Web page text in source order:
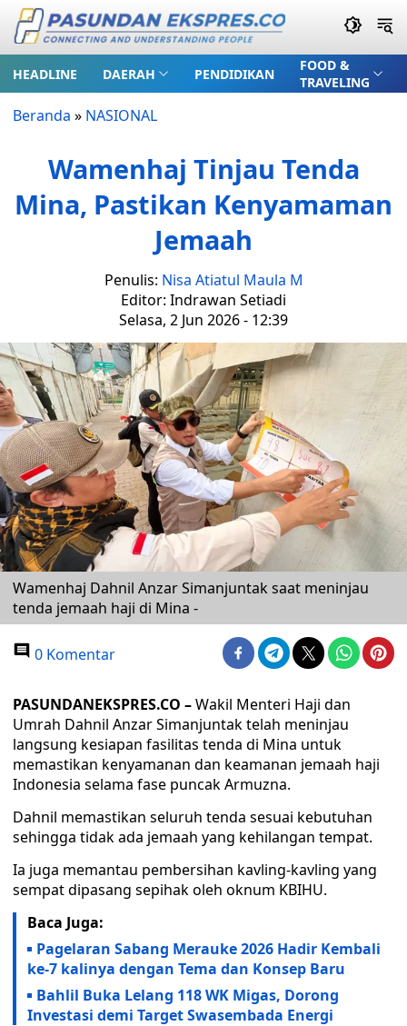
HEADLINE DAERAH PENDIDIKAN
FOOD &
TRAVELING
Beranda » NASIONAL
Wamenhaj Tinjau Tenda
Mina, Pastikan Kenyamaman
Jemaah
Penulis: Nisa Atiatul Maula M
Editor: Indrawan Setiadi
Selasa, 2 Jun 2026 - 12:39
Wamenhaj Dahnil Anzar Simanjuntak saat meninjau
tenda jemaah haji di Mina -
0 Komentar
PASUNDANEKSPRES.CO –Wakil Menteri Haji dan
Umrah Dahnil Anzar Simanjuntak telah meninjau
langsung kesiapan fasilitas tenda di Mina untuk
memastikan kenyamanan dan keamanan jemaah haji
Indonesia selama fase puncak Armuzna.
Dahnil memastikan seluruh tenda sesuai kebutuhan
sehingga tidak ada jemaah yang kehilangan tempat.
Ia juga memantau pembersihan kavling-kavling yang
sempat dipasang sepihak oleh oknum KBIHU.
Baca Juga:
Pagelaran Sabang Merauke 2026 Hadir Kembali
ke-7 kalinya dengan Tema dan Konsep Baru
Bahlil Buka Lelang 118 WK Migas, Dorong
Investasi demi Target Swasembada Energi